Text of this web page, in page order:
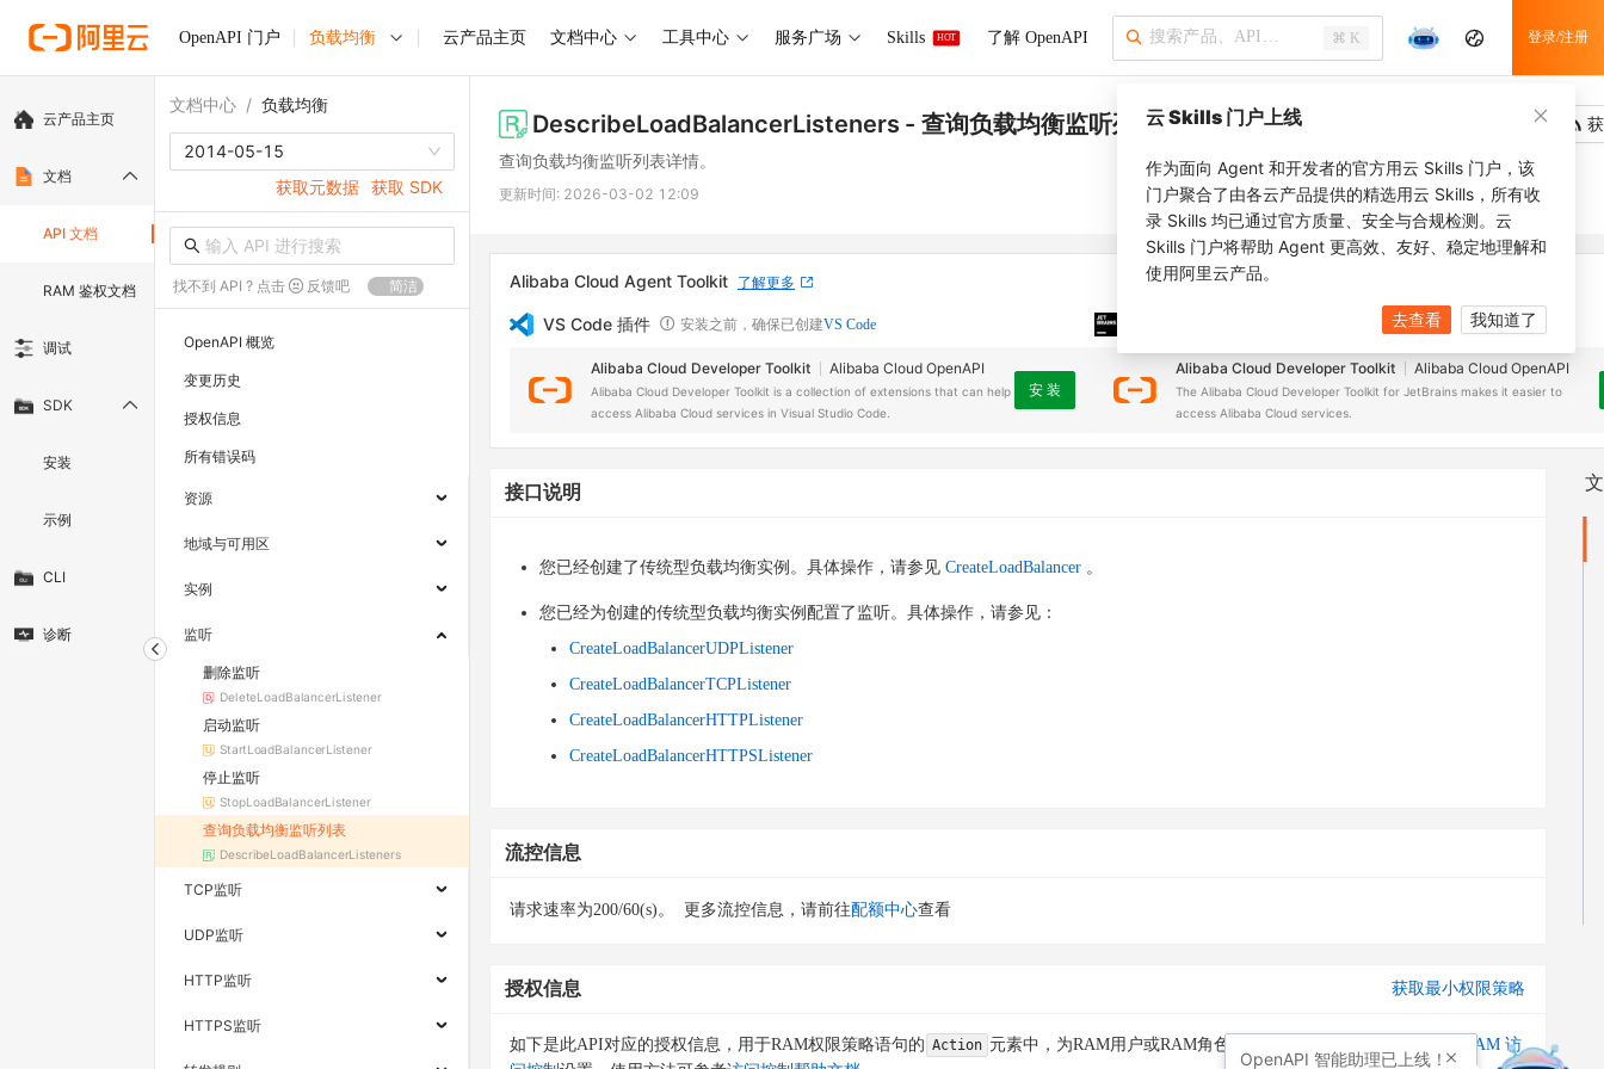
OpenAPI 门户 负载均衡 云产品主页 文档中心 工具中心 服务广场 Skills HOT 了解 OpenAPI ⌘ K 登录/注册
云产品主页
文档
API 文档
RAM 鉴权文档
调试
SDK
安装
示例
CLI
诊断
文档中心 / 负载均衡
2014-05-15
获取元数据 获取 SDK
找不到 API ? 点击 反馈吧 简洁
OpenAPI 概览
变更历史
授权信息
所有错误码
资源
地域与可用区
实例
监听
删除监听
DeleteLoadBalancerListener
启动监听
StartLoadBalancerListener
停止监听
StopLoadBalancerListener
查询负载均衡监听列表
DescribeLoadBalancerListeners
TCP监听
UDP监听
HTTP监听
HTTPS监听
DescribeLoadBalancerListeners - 查询负载均衡监听列表
查询负载均衡监听列表详情。
更新时间: 2026-03-02 12:09
Alibaba Cloud Agent Toolkit 了解更多
VS Code 插件 安装之前，确保已创建VS Code
Alibaba Cloud Developer Toolkit Alibaba Cloud OpenAPI
Alibaba Cloud Developer Toolkit is a collection of extensions that can help
access Alibaba Cloud services in Visual Studio Code.
安 装
安装之前，确保已创建JetBrains IDE
Alibaba Cloud Developer Toolkit Alibaba Cloud OpenAPI
The Alibaba Cloud Developer Toolkit for JetBrains makes it easier to
access Alibaba Cloud services.
接口说明
您已经创建了传统型负载均衡实例。具体操作，请参见 CreateLoadBalancer 。
您已经为创建的传统型负载均衡实例配置了监听。具体操作，请参见：
CreateLoadBalancerUDPListener
CreateLoadBalancerTCPListener
CreateLoadBalancerHTTPListener
CreateLoadBalancerHTTPSListener
流控信息
请求速率为200/60(s)。 更多流控信息，请前往配额中心查看
授权信息 获取最小权限策略
如下是此API对应的授权信息，用于RAM权限策略语句的 Action 元素中，为RAM用户或RAM角色授予调用此API的权限。请通过
RAM 访
云 Skills 门户上线
作为面向 Agent 和开发者的官方用云 Skills 门户，该
门户聚合了由各云产品提供的精选用云 Skills，所有收
录 Skills 均已通过官方质量、安全与合规检测。云
Skills 门户将帮助 Agent 更高效、友好、稳定地理解和
使用阿里云产品。
去查看 我知道了
OpenAPI 智能助理已上线！